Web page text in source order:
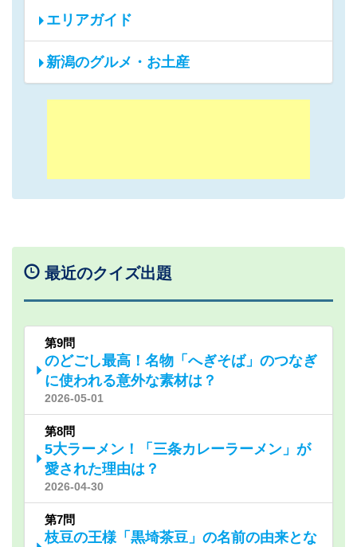
エリアガイド
新潟のグルメ・お土産
最近のクイズ出題
第9問
のどごし最高！名物「へぎそば」のつなぎ
に使われる意外な素材は？
2026-05-01
第8問
5大ラーメン！「三条カレーラーメン」が
愛された理由は？
2026-04-30
第7問
枝豆の王様「黒埼茶豆」の名前の由来とな